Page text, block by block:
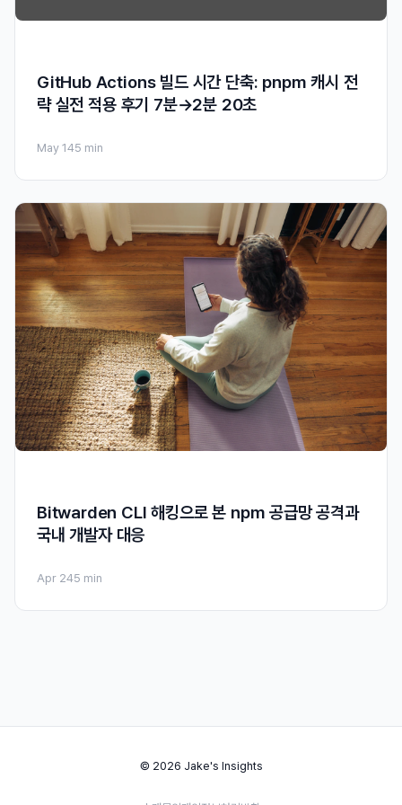
GitHub Actions 빌드 시간 단축: pnpm 캐시 전
략 실전 적용 후기 7분→2분 20초
May 145 min
Bitwarden CLI 해킹으로 본 npm 공급망 공격과
국내 개발자 대응
Apr 245 min
© 2026 Jake's Insights